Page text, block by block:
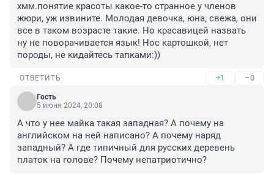
хмм.понятие красоты какое-то странное у членов
жюри, уж извините. Молодая девочка, юна, свежа, они
все в таком возрасте такие. Но красавицей назвать
ну не поворачивается язык! Нос картошкой, нет
породы, не кидайтесь тапками:))
ОТВЕТИТЬ +1 –0
Гость
5 июня 2024, 20:08
А что у нее майка такая западная? А почему на
английском на ней написано? А почему наряд
западный? А где типичный для русских деревень
платок на голове? Почему непатриотично?